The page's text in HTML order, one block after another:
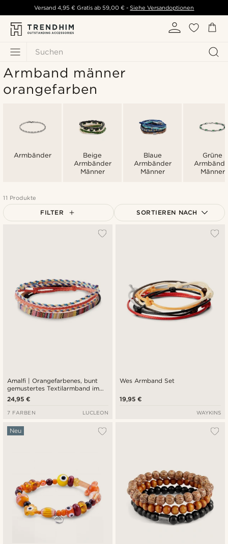
Suchen
Versand 4,95 € Gratis ab 59,00 € - Siehe Versandoptionen
Armband männer
orangefarben
Armbänder
Beige
Armbänder
Männer
Blaue
Armbänder
Männer
Grüne
Männer
11 Produkte
FILTER SORTIEREN NACH
Amalfi | Orangefarbenes, bunt
gemustertes Textilarmband im
Surfer-Style
24,95 €
7 FARBEN LUCLEON
Wes Armband Set
19,95 €
WAYKINS
Neu